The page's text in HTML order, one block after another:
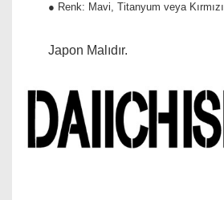
● Renk: Mavi, Titanyum veya Kırmızı
Japon Malıdır.